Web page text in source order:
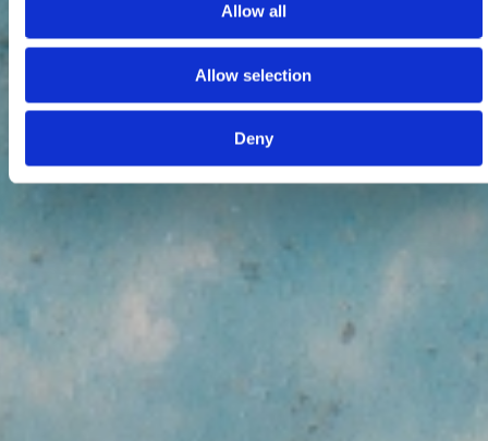
Allow all
Allow selection
Deny